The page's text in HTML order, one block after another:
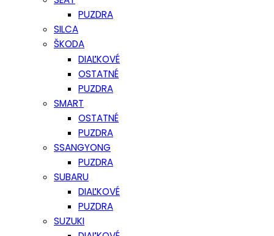
PUZDRA
SILCA
ŠKODA
DIAĽKOVÉ
OSTATNÉ
PUZDRA
SMART
OSTATNÉ
PUZDRA
SSANGYONG
PUZDRA
SUBARU
DIAĽKOVÉ
PUZDRA
SUZUKI